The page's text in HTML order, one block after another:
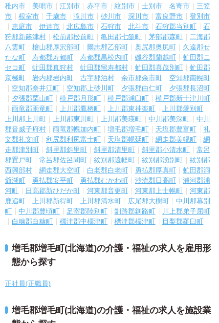
稚内市
美唄市 江別市 赤平市 紋別市 士別市 名寄市
三笠
市
根室市 千歳市 滝川市 砂川市 深川市 富良野市
登別市
恵庭市
伊達市 北広島市 石狩市 北斗市 石狩郡当別町
石
狩郡新篠津村
松前郡松前町 亀田郡七飯町 茅部郡森町
二海郡
八雲町
檜山郡厚沢部町 爾志郡乙部町 奥尻郡奥尻町
久遠郡せ
たな町
寿都郡寿都町 寿都郡黒松内町 磯谷郡蘭越町
虻田郡ニ
セコ町
虻田郡真狩村 虻田郡留寿都村 虻田郡喜茂別町
虻田郡
京極町
岩内郡岩内町 古宇郡泊村 余市郡余市町
空知郡南幌町
空知郡奈井江町
空知郡上砂川町 夕張郡由仁町
夕張郡長沼町
夕張郡栗山町
樺戸郡月形町 樺戸郡浦臼町
樺戸郡新十津川町
雨竜郡雨竜町
上川郡鷹栖町 上川郡東神楽町
上川郡愛別町
上川郡上川町
上川郡東川町 上川郡美瑛町 中川郡美深町
中川
郡音威子府村
雨竜郡幌加内町 増毛郡増毛町 天塩郡豊富町
礼
文郡礼文町
利尻郡利尻富士町 天塩郡幌延町 網走郡美幌町
網
走郡津別町
斜里郡斜里町 斜里郡清里町 斜里郡小清水町
常呂
郡置戸町
常呂郡佐呂間町 紋別郡遠軽町 紋別郡湧別町
紋別郡
西興部村
網走郡大空町 白老郡白老町 勇払郡厚真町
虻田郡洞
爺湖町
勇払郡安平町 勇払郡むかわ町 沙流郡日高町
浦河郡浦
河町
日高郡新ひだか町 河東郡音更町 河東郡上士幌町
河東郡
鹿追町
上川郡新得町 上川郡清水町 広尾郡大樹町
中川郡幕別
町
中川郡豊頃町 足寄郡陸別町 釧路郡釧路町
川上郡弟子屈町
白糠郡白糠町
標津郡中標津町 標津郡標津町 目梨郡羅臼町
増毛郡増毛町(北海道)の介護・福祉の求人を雇用形
態から探す
正社員(正職員)
増毛郡増毛町(北海道)の介護・福祉の求人を施設業